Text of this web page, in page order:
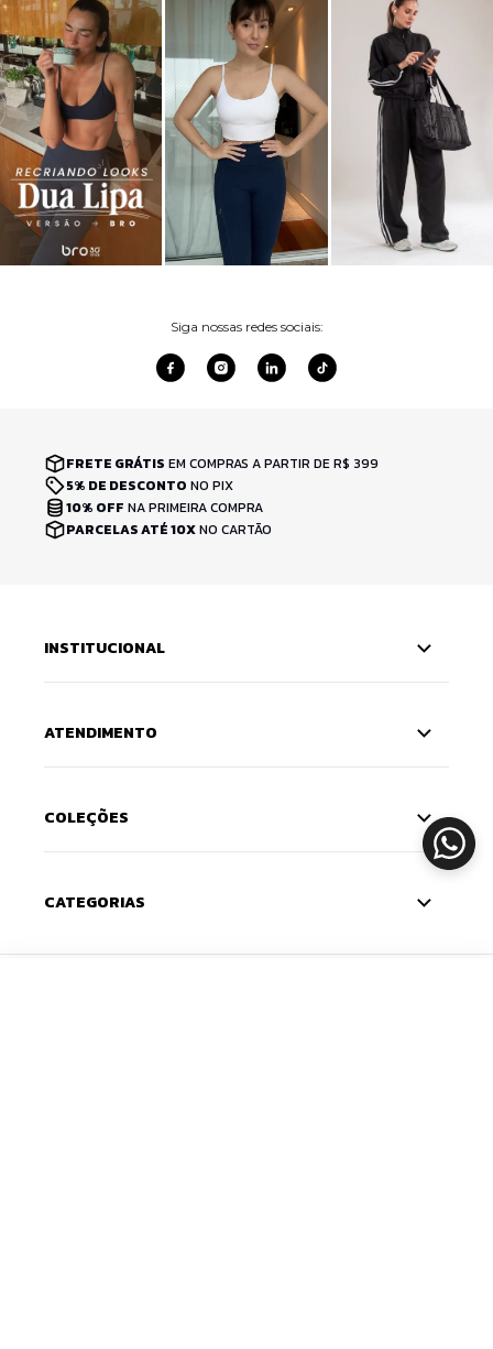
Siga nossas redes sociais:
FRETE GRÁTIS EM COMPRAS A PARTIR DE R$ 399
5% DE DESCONTO NO PIX
10% OFF NA PRIMEIRA COMPRA
PARCELAS ATÉ 10XNO CARTÃO
INSTITUCIONAL
ATENDIMENTO
COLEÇÕES
CATEGORIAS